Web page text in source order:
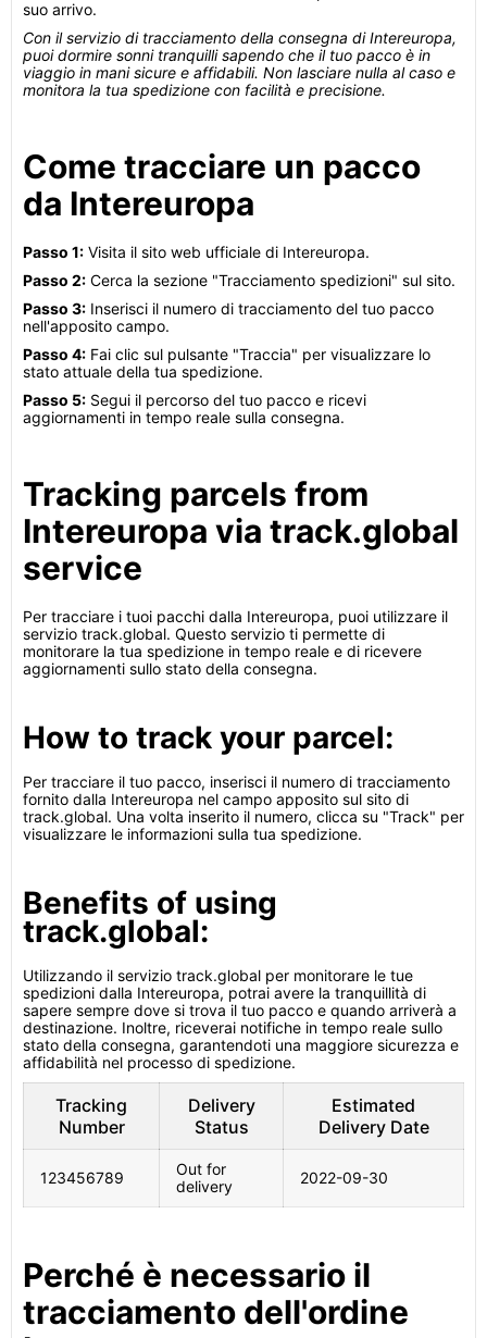
suo arrivo.
Con il servizio di tracciamento della consegna di Intereuropa,
puoi dormire sonni tranquilli sapendo che il tuo pacco è in
viaggio in mani sicure e affidabili. Non lasciare nulla al caso e
monitora la tua spedizione con facilità e precisione.
Come tracciare un pacco
da Intereuropa
Passo 1: Visita il sito web ufficiale di Intereuropa.
Passo 2: Cerca la sezione "Tracciamento spedizioni" sul sito.
Passo 3: Inserisci il numero di tracciamento del tuo pacco
nell'apposito campo.
Passo 4: Fai clic sul pulsante "Traccia" per visualizzare lo
stato attuale della tua spedizione.
Passo 5: Segui il percorso del tuo pacco e ricevi
aggiornamenti in tempo reale sulla consegna.
Tracking parcels from
Intereuropa via track.global
service
Per tracciare i tuoi pacchi dalla Intereuropa, puoi utilizzare il
servizio track.global. Questo servizio ti permette di
monitorare la tua spedizione in tempo reale e di ricevere
aggiornamenti sullo stato della consegna.
How to track your parcel:
Per tracciare il tuo pacco, inserisci il numero di tracciamento
fornito dalla Intereuropa nel campo apposito sul sito di
track.global. Una volta inserito il numero, clicca su "Track" per
visualizzare le informazioni sulla tua spedizione.
Benefits of using
track.global:
Utilizzando il servizio track.global per monitorare le tue
spedizioni dalla Intereuropa, potrai avere la tranquillità di
sapere sempre dove si trova il tuo pacco e quando arriverà a
destinazione. Inoltre, riceverai notifiche in tempo reale sullo
stato della consegna, garantendoti una maggiore sicurezza e
affidabilità nel processo di spedizione.
Tracking
Number
Delivery
Status
Estimated
Delivery Date
123456789
Out for
delivery
2022-09-30
Perché è necessario il
tracciamento dell'ordine